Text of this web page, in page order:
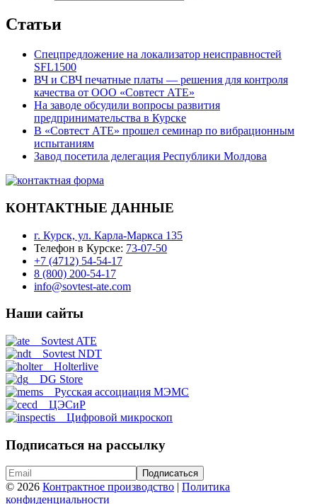
Статьи
Спецпредложение на локализатор неисправностей
SFL1500
ВЧ и СВЧ печатные платы — решения для контроля
качества от ООО «Совтест АТЕ»
На заводе обсудили вопросы развития
предпринимательства в Курске
В «Совтест АТЕ» прошел семинар по вибрационным
испытаниям
Завод посетила делегация Республики Молдова
КОНТАКТНЫЕ ДАННЫЕ
г. Курск, ул. Карла-Маркса 135
Телефон в Курске: 73-07-50
+7 (4712) 54-54-17
8 (800) 200-54-17
info@sovtest-ate.com
Наши сайты
Sovtest ATE
Sovtest NDT
Holterlive
DG Store
Русская ассоциация МЭМС
ЦЭСиР
Цифровой микроскоп
Подписаться на рассылку
© 2026 Контрактное производство | Политика
конфиденциальности